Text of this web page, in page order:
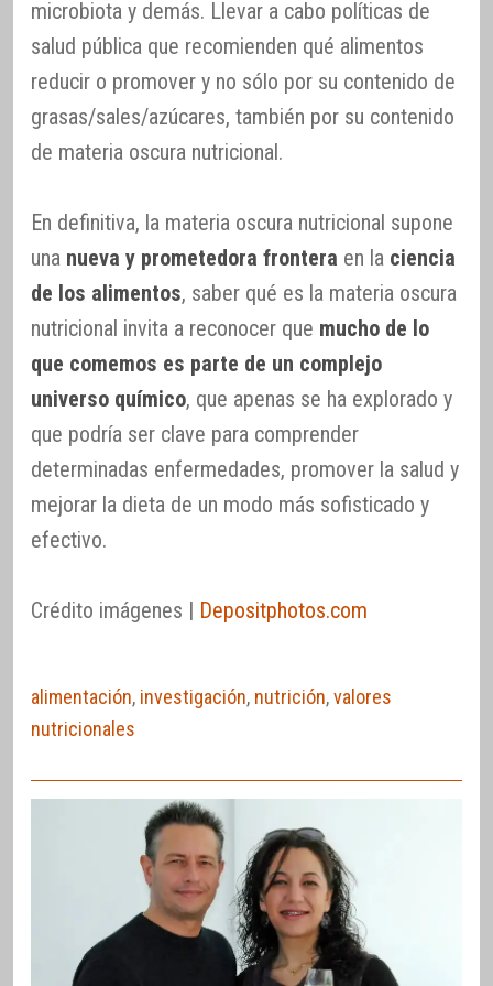
microbiota y demás. Llevar a cabo políticas de
salud pública que recomienden qué alimentos
reducir o promover y no sólo por su contenido de
grasas/sales/azúcares, también por su contenido
de materia oscura nutricional.
En definitiva, la materia oscura nutricional supone
una nueva y prometedora frontera en la ciencia
de los alimentos, saber qué es la materia oscura
nutricional invita a reconocer que mucho de lo
que comemos es parte de un complejo
universo químico, que apenas se ha explorado y
que podría ser clave para comprender
determinadas enfermedades, promover la salud y
mejorar la dieta de un modo más sofisticado y
efectivo.
Crédito imágenes | Depositphotos.com
alimentación, investigación, nutrición,valores
nutricionales